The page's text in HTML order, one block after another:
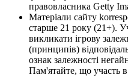
правовласника Getty
Матеріали сайту
старше 21 року (21+).
викликати ігрову
(принципів)
ознак залежності
Пам'ятайте, що участь